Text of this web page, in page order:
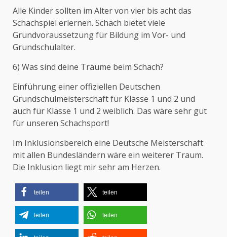
Alle Kinder sollten im Alter von vier bis acht das
Schachspiel erlernen. Schach bietet viele
Grundvoraussetzung für Bildung im Vor- und
Grundschulalter.
6) Was sind deine Träume beim Schach?
Einführung einer offiziellen Deutschen
Grundschulmeisterschaft für Klasse 1 und 2 und
auch für Klasse 1 und 2 weiblich. Das wäre sehr gut
für unseren Schachsport!
Im Inklusionsbereich eine Deutsche Meisterschaft
mit allen Bundesländern wäre ein weiterer Traum.
Die Inklusion liegt mir sehr am Herzen.
teilen teilen
teilen teilen